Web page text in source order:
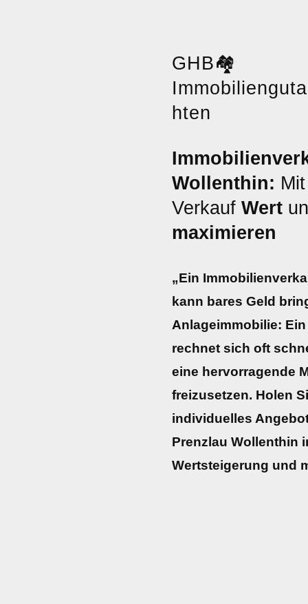
GHB🏘️
hten
Wollenthin:
Verkauf Wert
maximieren
„Ein
kann bares Geld
Anlageimmobilie:
rechnet sich oft
eine hervorragende
freizusetzen. Holen
individuelles
Prenzlau Wollenthin
Wertsteigerung und